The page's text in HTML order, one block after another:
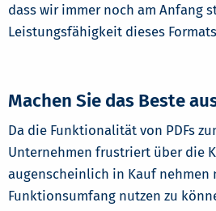
dass wir immer noch am Anfang
Leistungsfähigkeit dieses
Machen Sie das Beste
Da die Funktionalität von PDFs
Unternehmen frustriert über die
augenscheinlich in Kauf nehmen
Funktionsumfang nutzen zu